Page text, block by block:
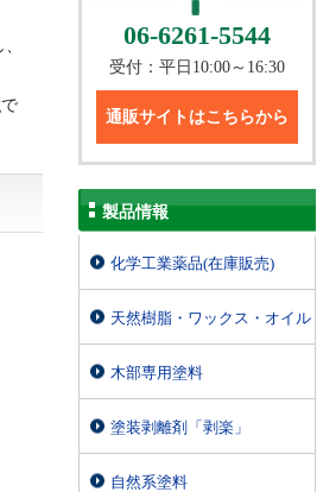
06-6261-5544
受付：平日10:00～16:30
通販サイトはこちらから
製品情報
化学工業薬品(在庫販売)
天然樹脂・ワックス・オイル
木部専用塗料
塗装剥離剤「剥楽」
自然系塗料